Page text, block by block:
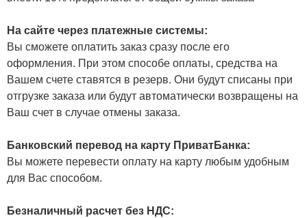
На сайте через платежные системы:
Вы сможете оплатить заказ сразу после его
оформления. При этом способе оплаты, средства на
Вашем счете ставятся в резерв. Они будут списаны при
отгрузке заказа или будут автоматически возвращены на
Ваш счет в случае отмены заказа.
Банковский перевод на карту ПриватБанка:
Вы можете перевести оплату на карту любым удобным
для Вас способом.
Безналичный расчет без НДС: